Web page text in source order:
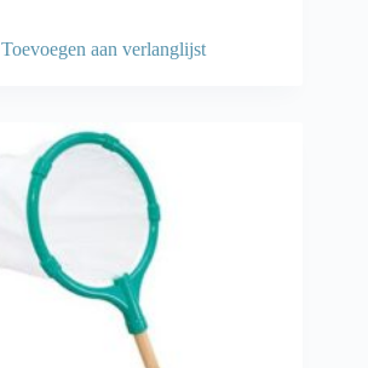
Toevoegen aan verlanglijst